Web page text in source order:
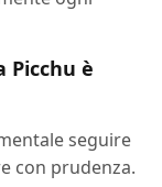
Picchu è
seguire
con prudenza.